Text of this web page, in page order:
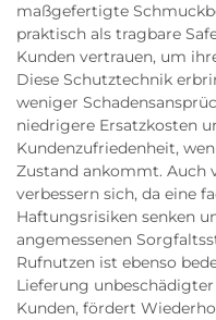
maßgefertigte
praktisch als tragbare
Kunden vertrauen, um
Diese Schutztechnik
weniger
niedrigere Ersatzkosten
Kundenzufriedenheit,
Zustand ankommt. Auch
verbessern sich, da eine
Haftungsrisiken senken
angemessenen
Rufnutzen ist ebenso
Lieferung
Kunden, fördert